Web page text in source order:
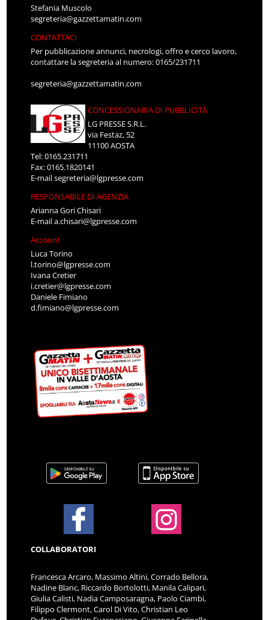
Stefania Muscolo
segreteria@gazzettamatin.com
CONTATTACI
Per pubblicazione annunci, necrologi, offro e cerco lavoro,
contattare la segreteria al numero: 0165/231711
segreteria@gazzettamatin.com
CONCESSIONARIA DI PUBBLICITÀ
LG PRESSE S.R.L.
via Festaz, 52
11100 AOSTA
Tel: 0165.231711
Fax: 0165.1820141
E-mailsegreteria@lgpresse.com
RESPONSABILE DI AGENZIA
Arianna Gori Chisari
E-maila.chisari@lgpresse.com
Account
Luca Torino
l.torino@lgpresse.com
Ivana Cretier
i.cretier@lgpresse.com
Daniele Fimiano
d.fimiano@lgpresse.com
COLLABORATORI
Francesca Arcaro, Massimo Altini, Corrado Bellora,
Nadine Blanc, Riccardo Bortolotti, Manila Calipari,
Giulia Calisti, Nadia Camposaragna, Paolo Ciambi,
Filippo Clermont, Carol Di Vito, Christian Leo